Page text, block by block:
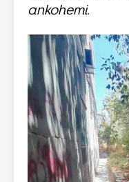
ankohemi.